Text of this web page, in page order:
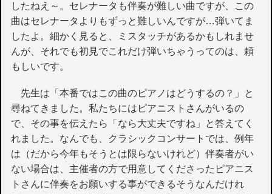
したねえ～。セレナータも伴奏が難しい曲ですが、この
曲はセレナータよりもずっと難しいんですが…弾いてま
したよ。細かく見ると、ミスタッチがあるかもしれませ
んが、それでも初見でこれだけ弾いちゃうってのは、頼
もしいです。
先生は「本番ではこの曲のピアノはどうするの？」と
尋ねてきました。私たちにはピアニストさんがいるの
で、その事を伝えたら「なら大丈夫ですね」と答えてく
れました。なんでも、クラシックコンサートでは、例年
は（だから今年もそうとは限らないけれど）伴奏者がい
ない場合は、主催者の方で用意してくださったピアニス
トさんに伴奏をお願いする事ができるそうなんだけれ